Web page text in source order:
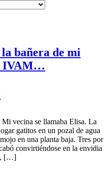
bañera de mi
IVAM…
vecina se llamaba Elisa. La
gatitos en un pozal de agua
en una planta baja. Tres por
convirtiéndose en la envidia
[…]